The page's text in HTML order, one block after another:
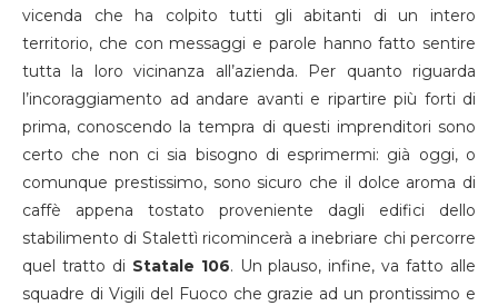
vicenda che ha colpito tutti gli abitanti di un intero
territorio, che con messaggi e parole hanno fatto sentire
tutta la loro vicinanza all’azienda. Per quanto riguarda
l’incoraggiamento ad andare avanti e ripartire più forti di
prima, conoscendo la tempra di questi imprenditori sono
certo che non ci sia bisogno di esprimermi: già oggi, o
comunque prestissimo, sono sicuro che il dolce aroma di
caffè appena tostato proveniente dagli edifici dello
stabilimento di Stalettì ricomincerà a inebriare chi percorre
quel tratto di Statale 106. Un plauso, infine, va fatto alle
squadre di Vigili del Fuoco che grazie ad un prontissimo e